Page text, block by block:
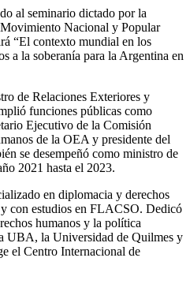
al seminario dictado por la
Nacional y Popular
“El contexto mundial en los
a la soberanía para la Argentina en
de Relaciones Exteriores y
funciones públicas como
Ejecutivo de la Comisión
de la OEA y presidente del
se desempeñó como ministro de
2021 hasta el 2023.
en diplomacia y derechos
con estudios en FLACSO. Dedicó
humanos y la política
UBA, la Universidad de Quilmes y
el Centro Internacional de